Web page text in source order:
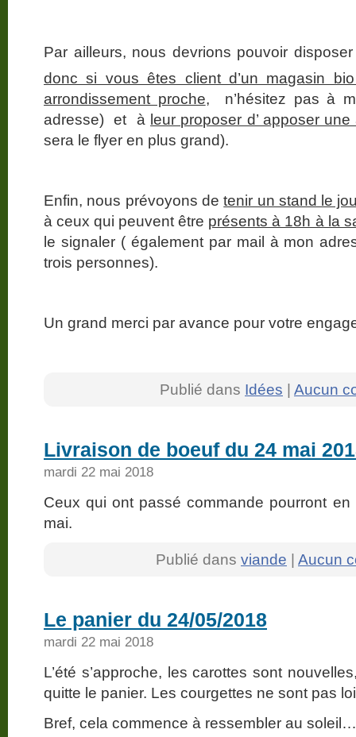
Par ailleurs, nous devrions pouvoir
donc si vous êtes client d’un magasin
arrondissement proche, n’hésitez pas à
adresse) et à leur proposer d’ apposer
sera le flyer en plus grand).
Enfin, nous prévoyons detenir un stand le
à ceux qui peuvent être présents à 18h à la
le signaler ( également par mail à mon
trois personnes).
Un grand merci par avance pour votre
Publié dans Idées | Aucun
Livraison de boeuf du 24 mai
mardi 22 mai 2018
Ceux qui ont passé commande pourront
mai.
Publié dans viande | Aucun
Le panier du 24/05/2018
mardi 22 mai 2018
L’été s’approche, les carottes sont
quitte le panier. Les courgettes ne sont pas
Bref, cela commence à ressembler au soleil…